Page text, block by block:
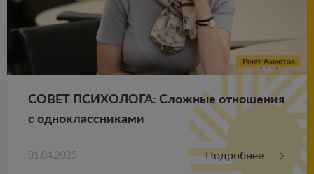
СОВЕТ ПСИ­ХО­ЛО­ГА: Слож­ные от­но­ше­ния
с од­но­класс­ни­ка­ми
01.04.2025 Подробнее